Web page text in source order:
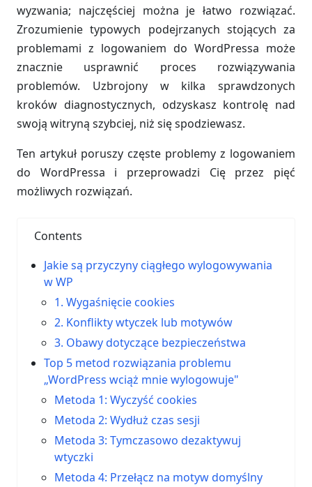
wyzwania; najczęściej można je łatwo rozwiązać.
Zrozumienie typowych podejrzanych stojących za
problemami z logowaniem do WordPressa może
znacznie usprawnić proces rozwiązywania
problemów. Uzbrojony w kilka sprawdzonych
kroków diagnostycznych, odzyskasz kontrolę nad
swoją witryną szybciej, niż się spodziewasz.
Ten artykuł poruszy częste problemy z logowaniem
do WordPressa i przeprowadzi Cię przez pięć
możliwych rozwiązań.
Contents
Jakie są przyczyny ciągłego wylogowywania
w WP
1. Wygaśnięcie cookies
2. Konflikty wtyczek lub motywów
3. Obawy dotyczące bezpieczeństwa
Top 5 metod rozwiązania problemu
„WordPress wciąż mnie wylogowuje"
Metoda 1: Wyczyść cookies
Metoda 2: Wydłuż czas sesji
Metoda 3: Tymczasowo dezaktywuj
wtyczki
Metoda 4: Przełącz na motyw domyślny